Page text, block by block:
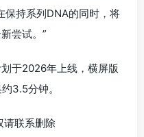
保持系列DNA的同时，将
尝试。”
于2026年上线，横屏版
3.5分钟。
请联系删除